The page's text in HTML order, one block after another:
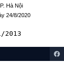
Hà Nội
24/8/2020
2013